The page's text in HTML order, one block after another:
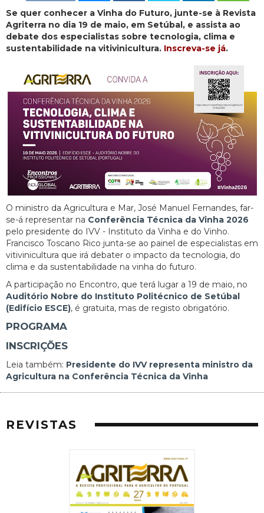
Se quer conhecer a Vinha do Futuro, junte-se à Revista
Agriterra no dia 19 de maio, em Setúbal, e assista ao
debate dos especialistas sobre tecnologia, clima e
sustentabilidade na vitivinicultura. Inscreva-se já.
O ministro da Agricultura e Mar, José Manuel Fernandes, far-
se-á representar na Conferência Técnica da Vinha 2026
pelo presidente do IVV - Instituto da Vinha e do Vinho.
Francisco Toscano Rico junta-se ao painel de especialistas em
vitivinicultura que irá debater o impacto da tecnologia, do
clima e da sustentabilidade na vinha do futuro.
A participação no Encontro, que terá lugar a 19 de maio, no
Auditório Nobre do Instituto Politécnico de Setúbal
(Edifício ESCE), é gratuita, mas de registo obrigatório.
PROGRAMA
INSCRIÇÕES
Leia também: Presidente do IVV representa ministro da
Agricultura na Conferência Técnica da Vinha
REVISTAS